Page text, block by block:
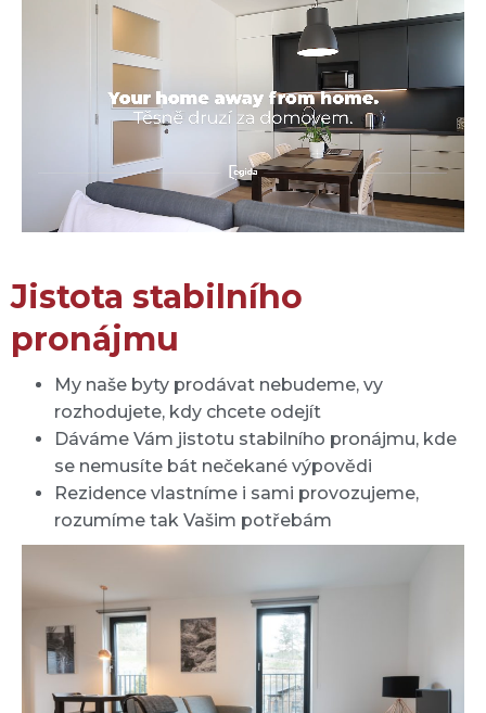
Jistota stabilního
pronájmu
My naše byty prodávat nebudeme, vy
rozhodujete, kdy chcete odejít
Dáváme Vám jistotu stabilního pronájmu, kde
se nemusíte bát nečekané výpovědi
Rezidence vlastníme i sami provozujeme,
rozumíme tak Vašim potřebám